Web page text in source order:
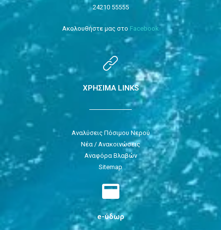
24210 55555
Ακολουθήστε μας στο Facebook
ΧΡΗΣΙΜΑ LINKS
Αναλύσεις Πόσιμου Νερού
Νέα / Ανακοινώσεις
Αναφόρα Βλαβών
Sitemap
e-ύδωρ